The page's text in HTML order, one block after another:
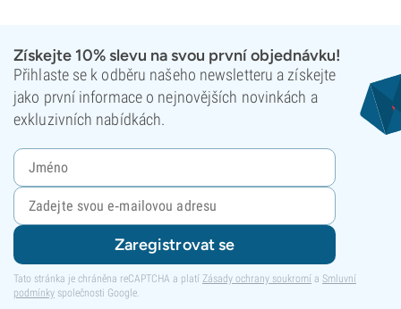
Získejte 10% slevu na svou první objednávku!
Přihlaste se k odběru našeho newsletteru a získejte
jako první informace o nejnovějších novinkách a
exkluzivních nabídkách.
Zaregistrovat se
Tato stránka je chráněna reCAPTCHA a platí Zásady ochrany soukromí a Smluvní
podmínky společnosti Google.